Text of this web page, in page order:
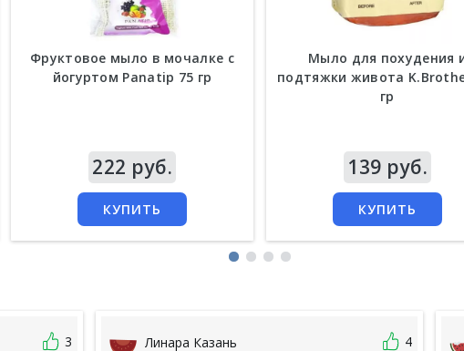
Фруктовое мыло в мочалке с
йогуртом Panatip 75 гр
222 руб.
КУПИТЬ
Мыло для похудения
подтяжки живота
гр
139 руб.
КУПИТЬ
3 Линара Казань 4